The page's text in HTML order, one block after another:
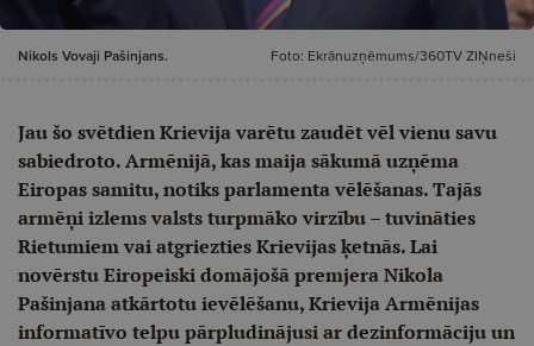
Nikols Vovaji Pašinjans. Foto: Ekrānuzņēmums/360TV ZIŅneši
Jau šo svētdien Krievija varētu zaudēt vēl vienu savu
sabiedroto. Armēnijā, kas maija sākumā uzņēma
Eiropas samitu, notiks parlamenta vēlēšanas. Tajās
armēņi izlems valsts turpmāko virzību – tuvināties
Rietumiem vai atgriezties Krievijas ķetnās. Lai
novērstu Eiropeiski domājošā premjera Nikola
Pašinjana atkārtotu ievēlēšanu, Krievija Armēnijas
informatīvo telpu pārpludinājusi ar dezinformāciju un